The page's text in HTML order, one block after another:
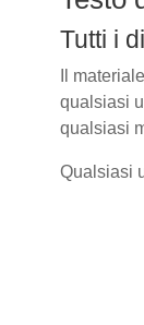
Tutti i
Il
qualsiasi
qualsiasi
Qualsiasi